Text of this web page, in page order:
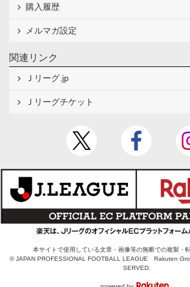
購入履歴
メルマガ設定
関連リンク
Ｊリーグ.jp
Ｊリーグチケット
本サイトで使用している文章・画像等の無断での複製・
© JAPAN PROFESSIONAL FOOTBALL LEAGUE Rakuten
SERVED.